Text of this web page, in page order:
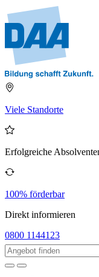
Viele Standorte
Erfolgreiche
100% förderbar
Direkt informieren
0800 1144123